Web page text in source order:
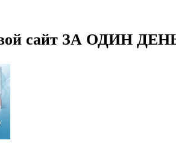
сайт ЗА ОДИН